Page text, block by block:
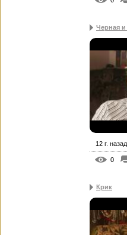
Черная
12 г. назад
0
Крик